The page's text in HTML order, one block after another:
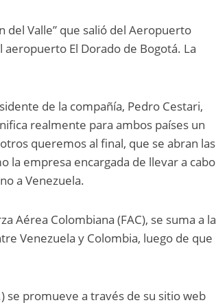
del Valle” que salió del Aeropuerto
El Dorado de Bogotá. La
de la compañía, Pedro Cestari,
realmente para ambos países un
queremos al final, que se abran las
la empresa encargada de llevar a cabo
a Venezuela.
Aérea Colombiana (FAC), se suma a la
Venezuela y Colombia, luego de que
se promueve a través de su sitio web